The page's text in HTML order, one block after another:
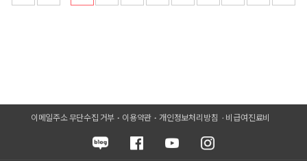
이메일주소 무단수집 거부 이용약관 개인정보처리방침 비급여진료비